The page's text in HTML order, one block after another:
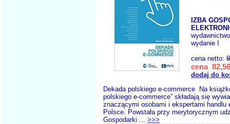
IZBA
wydanie I
cena netto:
cena
dodaj do
Dekada polskiego e-commerce Na
polskiego e-commerce” składają się
znaczącymi osobami i ekspertami handlu
Polsce. Powstała przy merytorycznym
Gospodarki ... >>>